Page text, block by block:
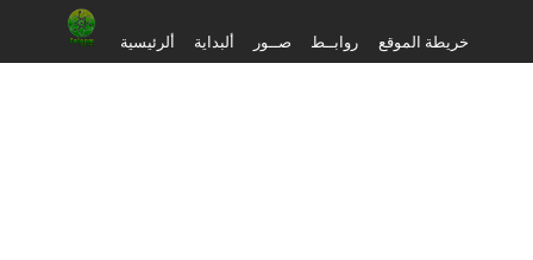
ألرئيسية ألبداية صــور روابــط خريطة الموقع